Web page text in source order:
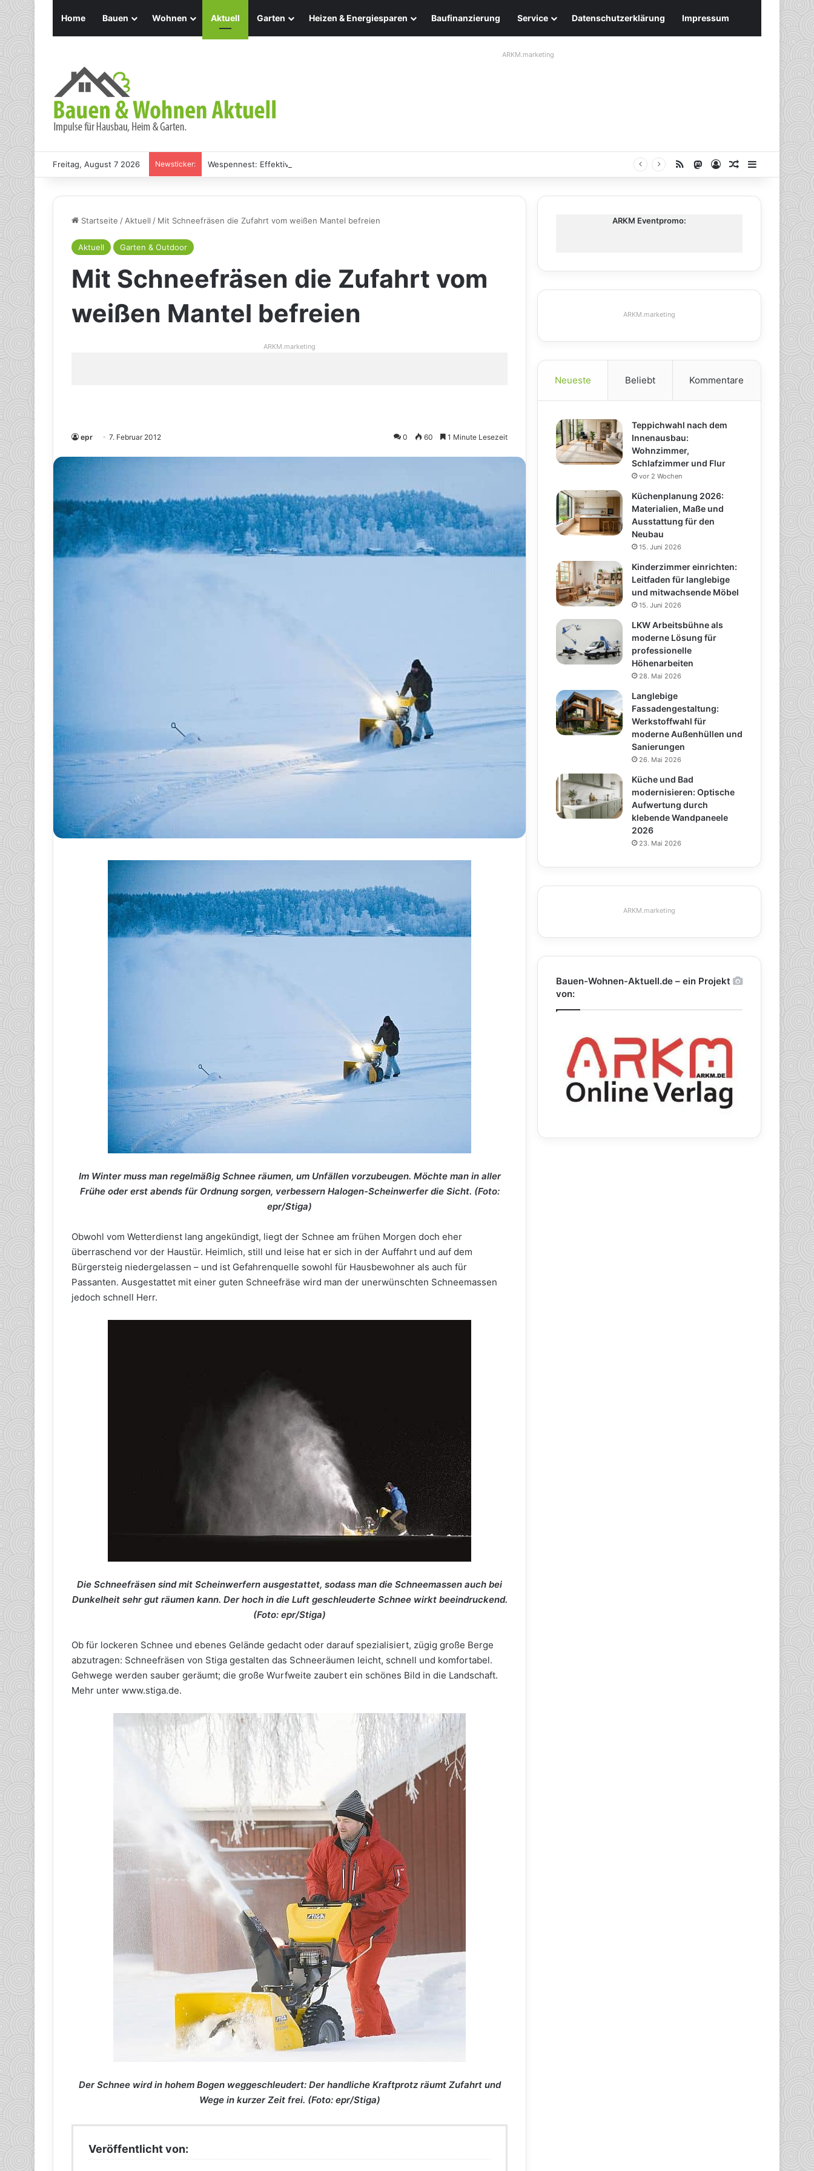
Home Bauen Wohnen Aktuell Garten Heizen & Energiesparen Baufinanzierung Service Datenschutzerklärung Impressum
ARKM.marketing
Freitag, August 7 2026 Newsticker: Wespennest: Effektive Methoden zur sicheren Entfernung RSS Mastodon
AnmeldenZufälliger
Startseite /Aktuell / Mit Schneefräsen die Zufahrt vom weißen Mantel befreien
Aktuell Garten & Outdoor
Mit Schneefräsen die Zufahrt vom
weißen Mantel befreien
ARKM.marketing
epr 7. Februar 2012 0 60 1 Minute Lesezeit
Im Winter muss man regelmäßig Schnee räumen, um Unfällen vorzubeugen. Möchte man in aller
Frühe oder erst abends für Ordnung sorgen, verbessern Halogen-Scheinwerfer die Sicht. (Foto:
epr/Stiga)
Obwohl vom Wetterdienst lang angekündigt, liegt der Schnee am frühen Morgen doch eher
überraschend vor der Haustür. Heimlich, still und leise hat er sich in der Auffahrt und auf dem
Bürgersteig niedergelassen – und ist Gefahrenquelle sowohl für Hausbewohner als auch für
Passanten. Ausgestattet mit einer guten Schneefräse wird man der unerwünschten Schneemassen
jedoch schnell Herr.
Die Schneefräsen sind mit Scheinwerfern ausgestattet, sodass man die Schneemassen auch bei
Dunkelheit sehr gut räumen kann. Der hoch in die Luft geschleuderte Schnee wirkt beeindruckend.
(Foto: epr/Stiga)
Ob für lockeren Schnee und ebenes Gelände gedacht oder darauf spezialisiert, zügig große Berge
abzutragen: Schneefräsen von Stiga gestalten das Schneeräumen leicht, schnell und komfortabel.
Gehwege werden sauber geräumt; die große Wurfweite zaubert ein schönes Bild in die Landschaft.
Mehr unter www.stiga.de.
Der Schnee wird in hohem Bogen weggeschleudert: Der handliche Kraftprotz räumt Zufahrt und
Wege in kurzer Zeit frei. (Foto: epr/Stiga)
Veröffentlicht von:
ARKM Eventpromo:
ARKM.marketing
Neueste Beliebt Kommentare
Teppichwahl nach dem
Innenausbau:
Wohnzimmer,
Schlafzimmer und Flur
vor 2 Wochen
Küchenplanung 2026:
Materialien, Maße und
Ausstattung für den
Neubau
15. Juni 2026
Kinderzimmer einrichten:
Leitfaden für langlebige
und mitwachsende Möbel
15. Juni 2026
LKW Arbeitsbühne als
moderne Lösung für
professionelle
Höhenarbeiten
28. Mai 2026
Langlebige
Fassadengestaltung:
Werkstoffwahl für
moderne Außenhüllen und
Sanierungen
26. Mai 2026
Küche und Bad
modernisieren: Optische
Aufwertung durch
klebende Wandpaneele
2026
23. Mai 2026
ARKM.marketing
Bauen-Wohnen-Aktuell.de – ein Projekt
von: